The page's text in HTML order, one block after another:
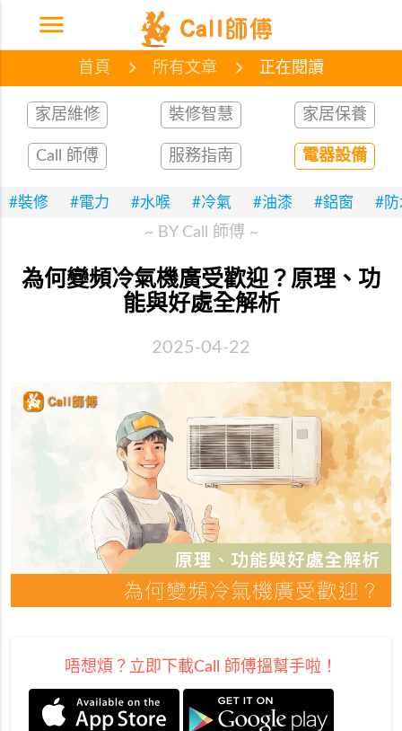
menu 首頁 網誌 文章
首頁 所有文章 正在閱讀
家居維修 裝修智慧 家居保養
Call 師傅 服務指南 電器設備
#裝修 #電力 #水喉 #冷氣 #油漆 #鋁窗 #防
~ BY Call 師傅 ~
為何變頻冷氣機廣受歡迎？原理、功
能與好處全解析
2025-04-22
唔想煩？立即下載Call 師傅搵幫手啦！